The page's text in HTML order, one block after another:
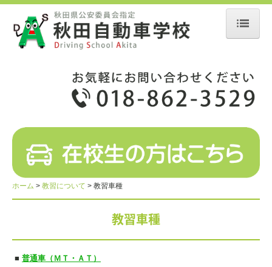
入校手続き
教習について
教習の流れ
教習車種
アクセス
ホーム 教習について 教習車種
教習車種
■ 普通車（ＭＴ・ＡＴ）